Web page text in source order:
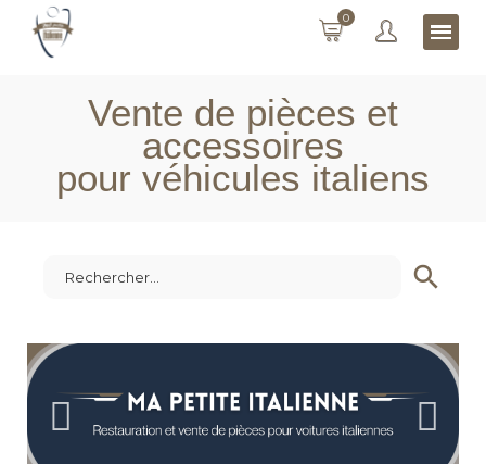
0
Vente de pièces et
accessoires
pour véhicules italiens